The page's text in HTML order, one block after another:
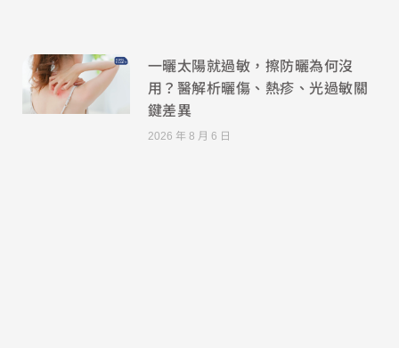
一曬太陽就過敏，擦防曬為何沒
用？醫解析曬傷、熱疹、光過敏關
鍵差異
2026 年 8 月 6 日